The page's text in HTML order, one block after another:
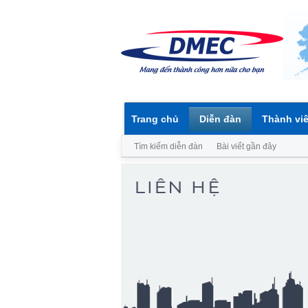
Trang chủ Diễn đàn
Tìm kiếm diễn đàn Bài viết gần đây
Thành